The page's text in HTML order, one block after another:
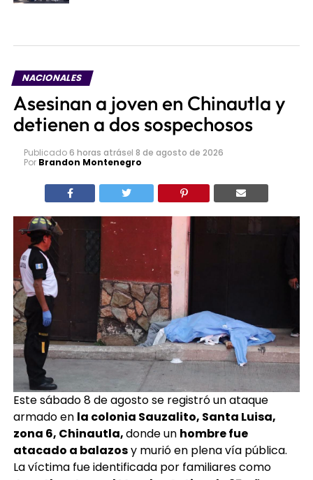
NACIONALES
Asesinan a joven en Chinautla y
detienen a dos sospechosos
Publicado6 horas atrásel 8 de agosto de 2026
Por Brandon Montenegro
Este sábado 8 de agosto se registró un ataque
armado en la colonia Sauzalito, Santa Luisa,
zona 6, Chinautla,donde un hombre fue
atacado a balazosy murió en plena vía pública.
La víctima fue identificada por familiares como